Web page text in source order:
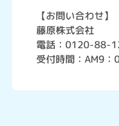
【お問い合わせ】
藤原株式会社
電話：0120-88-
受付時間：AM9